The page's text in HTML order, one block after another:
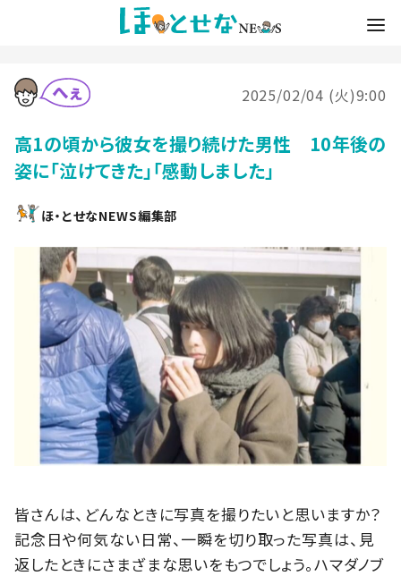
2025/02/04 (火)9:00
高1の頃から彼女を撮り続けた男性 10年後の
姿に「泣けてきた」「感動しました」
ほ・とせなNEWS編集部
皆さんは、どんなときに写真を撮りたいと思いますか？
記念日や何気ない日常、一瞬を切り取った写真は、見
返したときにさまざまな思いをもつでしょう。ハマダノブ